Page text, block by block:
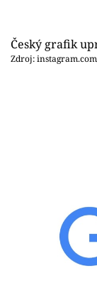
Český grafik
Zdroj: